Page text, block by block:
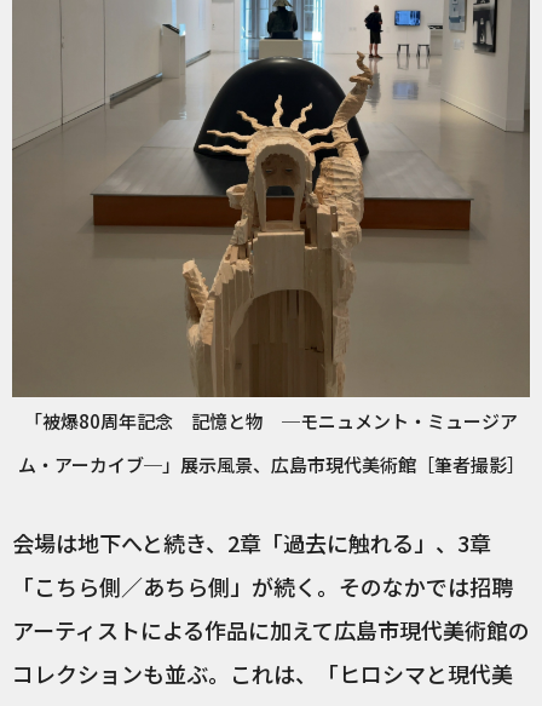
「被爆80周年記念 記憶と物 ─モニュメント・ミュージア
ム・アーカイブ─」展示風景、広島市現代美術館［筆者撮影］
会場は地下へと続き、2章「過去に触れる」、3章
「こちら側／あちら側」が続く。そのなかでは招聘
アーティストによる作品に加えて広島市現代美術館の
コレクションも並ぶ。これは、「ヒロシマと現代美